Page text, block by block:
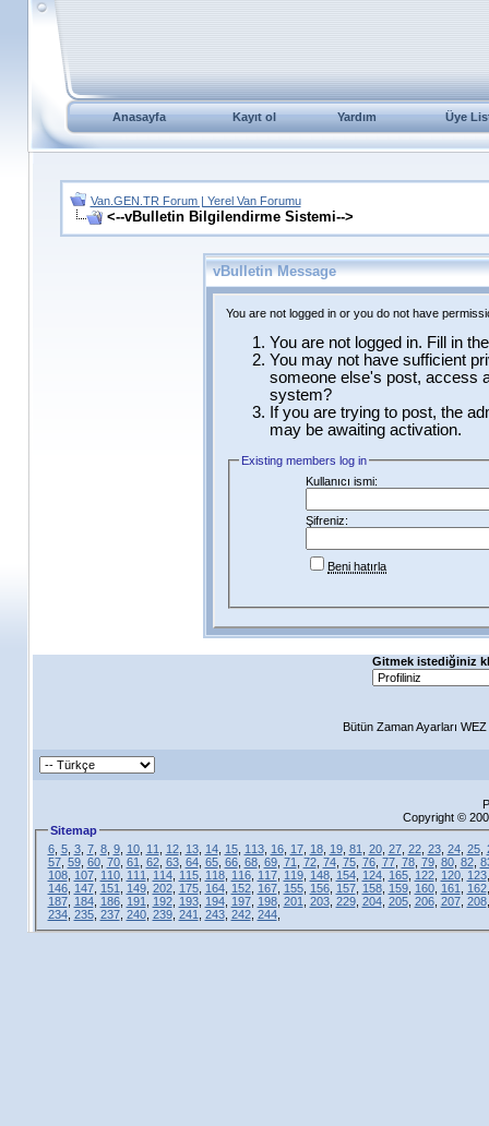
Anasayfa Kayıt ol Yardım Üye
Van.GEN.TR Forum | Yerel Van Forumu
<--vBulletin Bilgilendirme Sistemi-->
vBulletin Message
You are not logged in or you do not have
You are not logged in. Fill in
You may not have sufficient
someone else's post, access
system?
If you are trying to post, the
may be awaiting activation.
Existing members log in
Kullanıcı ismi:
Şifreniz:
Beni hatırla
Gitmek istediğiniz
Bütün Zaman Ayarları
Copyright ©
Sitemap
6, 5, 3, 7, 8, 9, 10, 11 12, 13, 14, 15, 113, 16, 17, 18, 19, 81 20, 27, 22, 23, 24, 25,
57, 59, 60, 70, 61 62, 63, 64, 65, 66, 68, 69, 71 72, 74, 75, 76, 77, 78, 79, 80, 82,
108, 107, 110, 111 114, 115, 118, 116, 117, 119, 148, 154, 124, 165, 122, 120, 123
146, 147, 151 149, 202, 175, 164, 152, 167, 155, 156, 157, 158, 159, 160, 161 162
187, 184, 186, 191 192, 193, 194, 197, 198, 201 203, 229, 204, 205, 206, 207, 208
234, 235, 237, 240, 239, 241 243, 242, 244,